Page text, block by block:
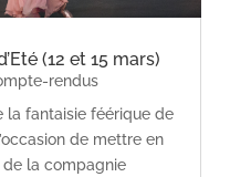
(12 et 15 mars)
rendus
la fantaisie féérique de
de mettre en
la compagnie